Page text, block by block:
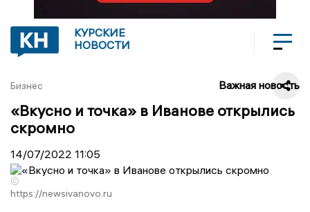
КУРСКИЕ
НОВОСТИ
Бизнес Важная новость
«Вкусно и точка» в Иванове открылись
скромно
14/07/2022 11:05
©
https://newsivanovo.ru